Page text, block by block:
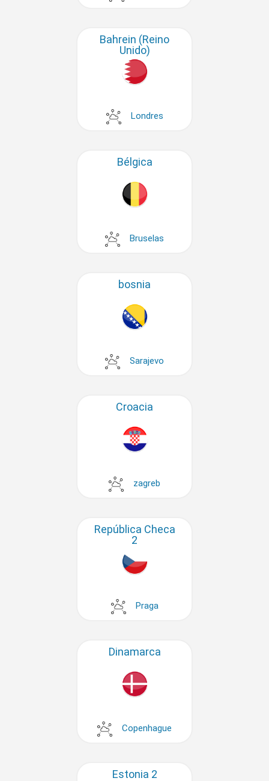
Bahrein (Reino
Unido)
Londres
Bélgica
Bruselas
bosnia
Sarajevo
Croacia
zagreb
República Checa
2
Praga
Dinamarca
Copenhague
Estonia 2